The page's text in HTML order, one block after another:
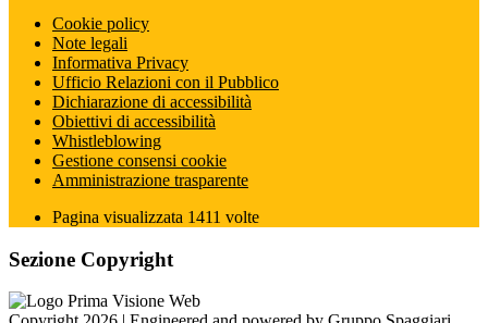
Cookie policy
Note legali
Informativa Privacy
Ufficio Relazioni con il Pubblico
Dichiarazione di accessibilità
Obiettivi di accessibilità
Whistleblowing
Gestione consensi cookie
Amministrazione trasparente
Pagina visualizzata 1411 volte
Sezione Copyright